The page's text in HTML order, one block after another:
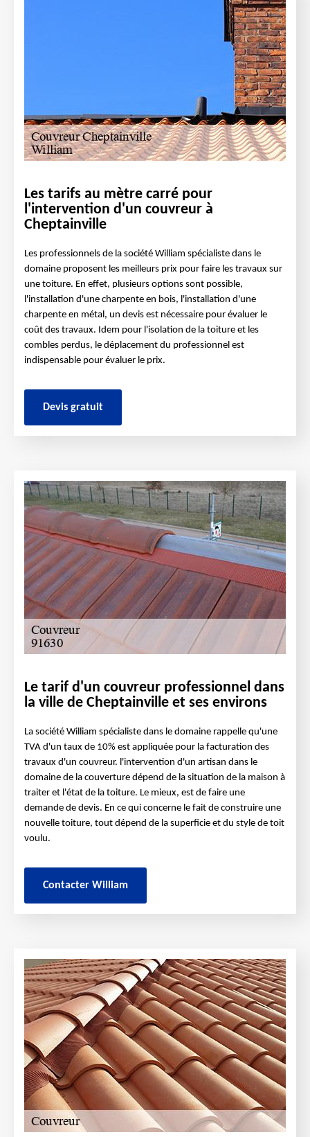
Les tarifs au mètre carré pour
l'intervention d'un couvreur à
Cheptainville
Les professionnels de la société William spécialiste dans le
domaine proposent les meilleurs prix pour faire les travaux sur
une toiture. En effet, plusieurs options sont possible,
l'installation d'une charpente en bois, l'installation d'une
charpente en métal, un devis est nécessaire pour évaluer le
coût des travaux. Idem pour l'isolation de la toiture et les
combles perdus, le déplacement du professionnel est
indispensable pour évaluer le prix.
Devis gratuit
Le tarif d'un couvreur professionnel dans
la ville de Cheptainville et ses environs
La société William spécialiste dans le domaine rappelle qu'une
TVA d'un taux de 10% est appliquée pour la facturation des
travaux d'un couvreur. l'intervention d'un artisan dans le
domaine de la couverture dépend de la situation de la maison à
traiter et l'état de la toiture. Le mieux, est de faire une
demande de devis. En ce qui concerne le fait de construire une
nouvelle toiture, tout dépend de la superficie et du style de toit
voulu.
Contacter William